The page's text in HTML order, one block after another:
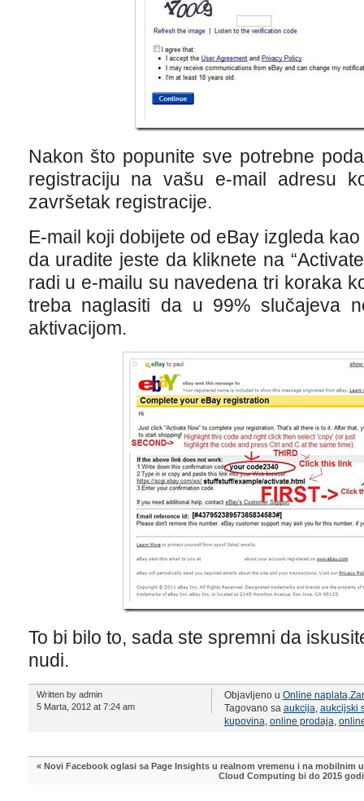
Nakon što popunite sve potrebne
registraciju na vašu e-mail adresu
završetak registracije.
E-mail koji dobijete od eBay izgleda
da uradite jeste da kliknete na
radi u e-mailu su navedena tri koraka
treba naglasiti da u 99% slučajeva
aktivacijom.
To bi bilo to, sada ste spremni da
nudi.
Written by admin
5 Marta, 2012 at 7:24 am
Objavljeno u Online naplata,
Tagovano sa aukcija, aukcijski
kupovina, online prodaja,
« Novi Facebook oglasi sa Page Insights u realnom vremenu i na mobilnim
Cloud Computing bi do 2015